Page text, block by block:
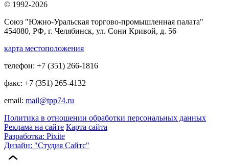
© 1992-2026
Союз "Южно-Уральская торгово-промышленная палата"
454080, РФ, г. Челябинск, ул. Сони Кривой, д. 56
карта местоположения
телефон: +7 (351) 266-1816
факс: +7 (351) 265-4132
email: mail@tpp74.ru
Политика в отношении обработки персональных данных
Реклама на сайте Карта сайта
Разработка: Pixite
Дизайн: "Студия Сайтс"